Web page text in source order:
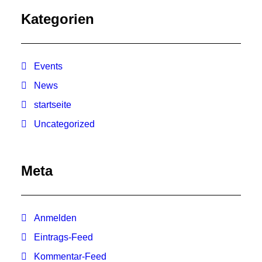
Kategorien
Events
News
startseite
Uncategorized
Meta
Anmelden
Eintrags-Feed
Kommentar-Feed